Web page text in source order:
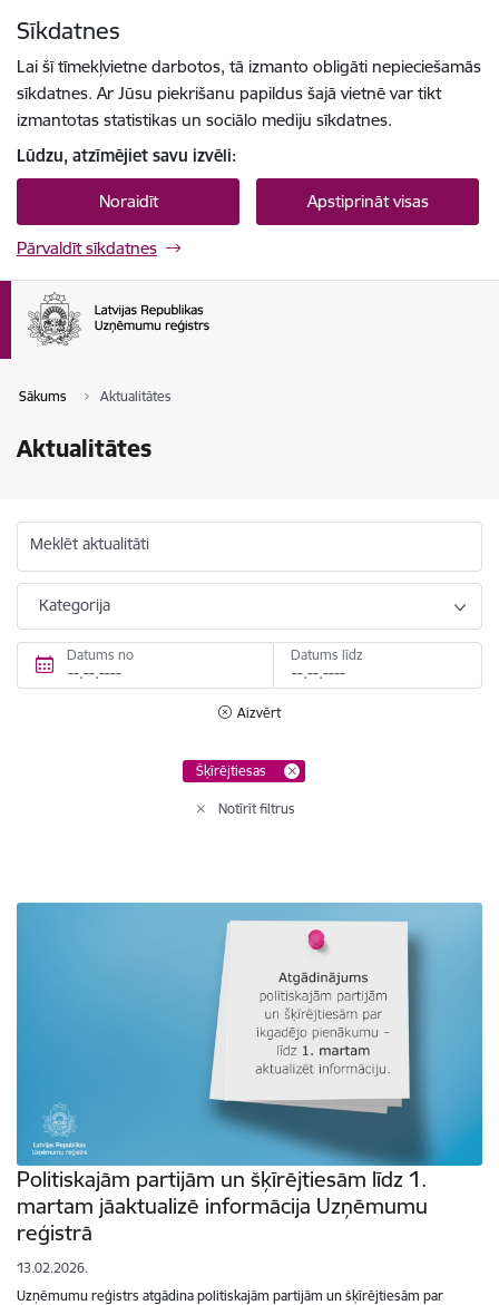
Sīkdatnes
Lai šī tīmekļvietne darbotos, tā izmanto obligāti nepieciešamās
sīkdatnes. Ar Jūsu piekrišanu papildus šajā vietnē var tikt
izmantotas statistikas un sociālo mediju sīkdatnes.
Lūdzu, atzīmējiet savu izvēli:
Noraidīt Apstiprināt visas
Pārvaldīt sīkdatnes
Sākums Aktualitātes
Aktualitātes
Meklēt aktualitāti
Kategorija
Datums no Datums līdz
Aizvērt
Šķīrējtiesas
Notīrīt filtrus
Politiskajām partijām un šķīrējtiesām līdz 1.
martam jāaktualizē informācija Uzņēmumu
reģistrā
13.02.2026.
Uzņēmumu reģistrs atgādina politiskajām partijām un šķīrējtiesām par